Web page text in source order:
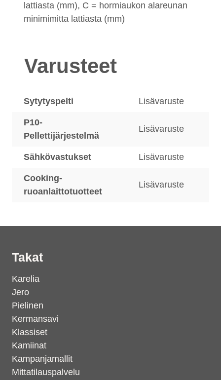
lattiasta (mm), C = hormiaukon alareunan
minimimitta lattiasta (mm)
Varusteet
Sytytyspelti Lisävaruste
P10-
Pellettijärjestelmä
Lisävaruste
Sähkövastukset Lisävaruste
Cooking-
ruoanlaittotuotteet
Lisävaruste
Takat
Karelia
Jero
Pielinen
Kermansavi
Klassiset
Kamiinat
Kampanjamallit
Mittatilauspalvelu